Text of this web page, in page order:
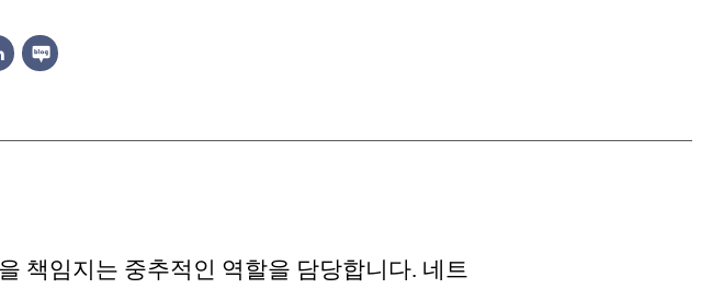
책임지는 중추적인 역할을 담당합니다. 네트